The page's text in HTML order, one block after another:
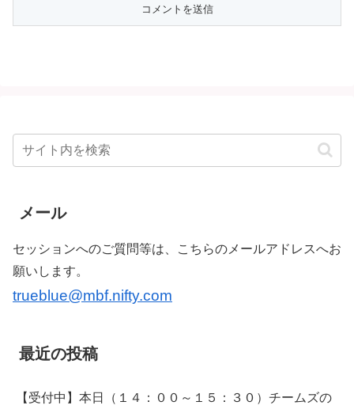
メール
セッションへのご質問等は、こちらのメールアドレスへお
願いします。
trueblue@mbf.nifty.com
最近の投稿
【受付中】本日（１４：００～１５：３０）チームズの